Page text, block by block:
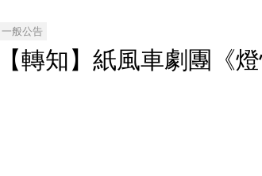
一般公告
【轉知】紙風車劇團《